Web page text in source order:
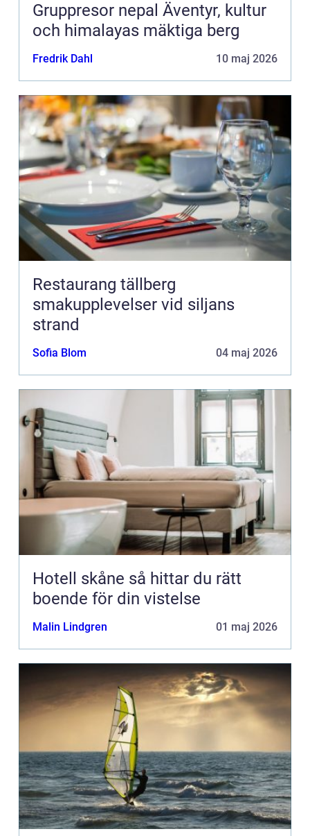
Gruppresor nepal Äventyr, kultur
och himalayas mäktiga berg
Fredrik Dahl 10 maj 2026
Restaurang tällberg
smakupplevelser vid siljans
strand
Sofia Blom 04 maj 2026
Hotell skåne så hittar du rätt
boende för din vistelse
Malin Lindgren 01 maj 2026